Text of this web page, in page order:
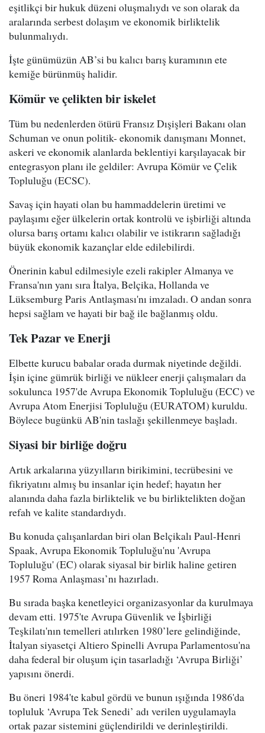
eşitlikçi bir hukuk düzeni oluşmalıydı ve son olarak da
aralarında serbest dolaşım ve ekonomik birliktelik
bulunmalıydı.
İşte günümüzün AB’si bu kalıcı barış kuramının ete
kemiğe bürünmüş halidir.
Kömür ve çelikten bir iskelet
Tüm bu nedenlerden ötürü Fransız Dışişleri Bakanı olan
Schuman ve onun politik- ekonomik danışmanı Monnet,
askeri ve ekonomik alanlarda beklentiyi karşılayacak bir
entegrasyon planı ile geldiler: Avrupa Kömür ve Çelik
Topluluğu (ECSC).
Savaş için hayati olan bu hammaddelerin üretimi ve
paylaşımı eğer ülkelerin ortak kontrolü ve işbirliği altında
olursa barış ortamı kalıcı olabilir ve istikrarın sağladığı
büyük ekonomik kazançlar elde edilebilirdi.
Önerinin kabul edilmesiyle ezeli rakipler Almanya ve
Fransa'nın yanı sıra İtalya, Belçika, Hollanda ve
Lüksemburg Paris Antlaşması'nı imzaladı. O andan sonra
hepsi sağlam ve hayati bir bağ ile bağlanmış oldu.
Tek Pazar ve Enerji
Elbette kurucu babalar orada durmak niyetinde değildi.
İşin içine gümrük birliği ve nükleer enerji çalışmaları da
sokulunca 1957'de Avrupa Ekonomik Topluluğu (ECC) ve
Avrupa Atom Enerjisi Topluluğu (EURATOM) kuruldu.
Böylece bugünkü AB'nin taslağı şekillenmeye başladı.
Siyasi bir birliğe doğru
Artık arkalarına yüzyılların birikimini, tecrübesini ve
fikriyatını almış bu insanlar için hedef; hayatın her
alanında daha fazla birliktelik ve bu birliktelikten doğan
refah ve kalite standardıydı.
Bu konuda çalışanlardan biri olan Belçikalı Paul-Henri
Spaak, Avrupa Ekonomik Topluluğu'nu 'Avrupa
Topluluğu' (EC) olarak siyasal bir birlik haline getiren
1957 Roma Anlaşması’nı hazırladı.
Bu sırada başka kenetleyici organizasyonlar da kurulmaya
devam etti. 1975'te Avrupa Güvenlik ve İşbirliği
Teşkilatı'nın temelleri atılırken 1980’lere gelindiğinde,
İtalyan siyasetçi Altiero Spinelli Avrupa Parlamentosu'na
daha federal bir oluşum için tasarladığı ‘Avrupa Birliği’
yapısını önerdi.
Bu öneri 1984'te kabul gördü ve bunun ışığında 1986'da
topluluk ‘Avrupa Tek Senedi’ adı verilen uygulamayla
ortak pazar sistemini güçlendirildi ve derinleştirildi.